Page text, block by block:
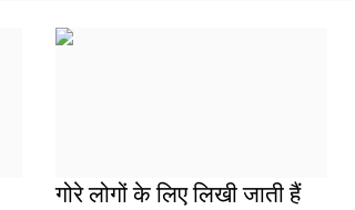
गोरे लोगों के लिए लिखी जाती हैं